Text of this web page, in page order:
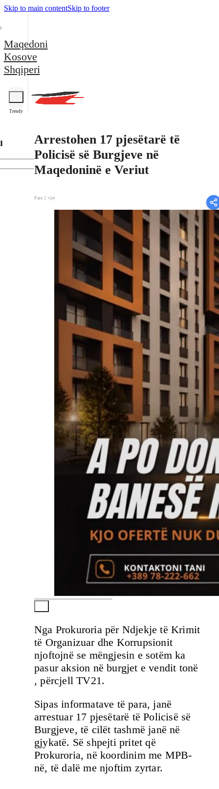
Skip to main contentSkip to footer
Maqedoni
Kosove
Shqiperi
Trendy
Arrestohen 17 pjesëtarë të
Policisë së Burgjeve në
Maqedoninë e Veriut
Para 2 vjet
Nga Prokuroria për Ndjekje të Krimit
të Organizuar dhe Korrupsionit
njoftojnë se mëngjesin e sotëm ka
pasur aksion në burgjet e vendit tonë
, përcjell TV21.
Sipas informatave të para, janë
arrestuar 17 pjesëtarë të Policisë së
Burgjeve, të cilët tashmë janë në
gjykatë. Së shpejti pritet që
Prokuroria, në koordinim me MPB-
në, të dalë me njoftim zyrtar.